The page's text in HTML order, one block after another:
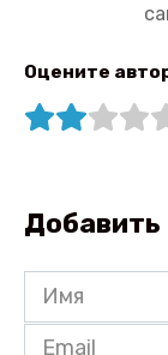
Оцените
Имя
*
Email